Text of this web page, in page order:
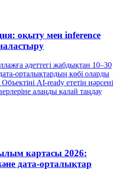
оқыту мен inference
әдеттегі жабдықтан 10–30
орталықтардың көбі оларды
AI-ready ететін нәрсені
алаңды қалай таңдау
картасы 2026:
дата-орталықтар